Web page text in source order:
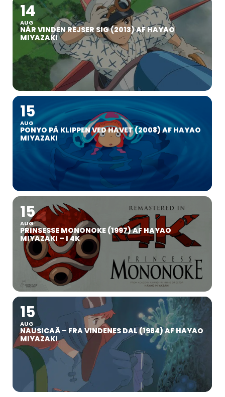
14
AUG
NÅR VINDEN REJSER SIG (2013) AF HAYAO
MIYAZAKI
15
AUG
PONYO PÅ KLIPPEN VED HAVET (2008) AF HAYAO
MIYAZAKI
15
AUG
PRINSESSE MONONOKE (1997) AF HAYAO
MIYAZAKI – I 4K
15
AUG
NAUSICAÄ – FRA VINDENES DAL (1984) AF HAYAO
MIYAZAKI